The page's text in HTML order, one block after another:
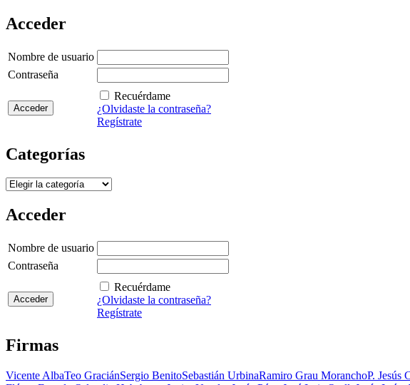
Acceder
Nombre de usuario
Contraseña
Recuérdame
¿Olvidaste la contraseña?
Regístrate
Categorías
Categorías
Acceder
Nombre de usuario
Contraseña
Recuérdame
¿Olvidaste la contraseña?
Regístrate
Firmas
Vicente AlbaTeo GraciánSergio BenitoSebastián UrbinaRamiro Grau MoranchoP. Jesús